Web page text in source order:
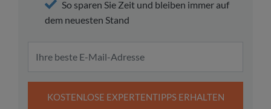
So sparen Sie Zeit und bleiben immer auf
dem neuesten Stand
KOSTENLOSE EXPERTENTIPPS ERHALTEN